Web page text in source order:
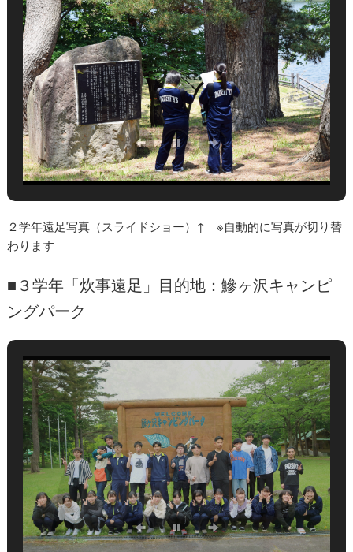
２学年遠足写真（スライドショー）↑ ※自動的に写真が切り替
わります
■３学年「炊事遠足」目的地：鰺ヶ沢キャンピ
ングパーク